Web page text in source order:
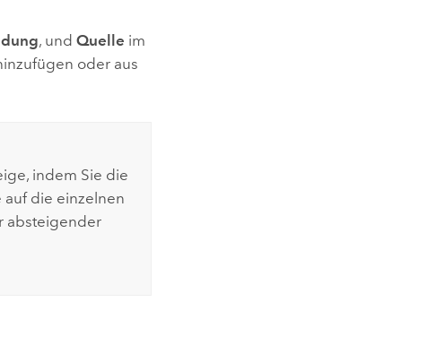
, undQuelle im
oder aus
indem Sie die
die einzelnen
absteigender